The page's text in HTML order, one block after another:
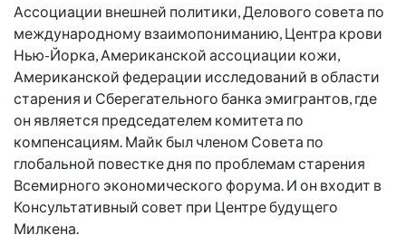
Ассоциации внешней политики, Делового совета по
международному взаимопониманию, Центра крови
Нью-Йорка, Американской ассоциации кожи,
Американской федерации исследований в области
старения и Сберегательного банка эмигрантов, где
он является председателем комитета по
компенсациям. Майк был членом Совета по
глобальной повестке дня по проблемам старения
Всемирного экономического форума. И он входит в
Консультативный совет при Центре будущего
Милкена.